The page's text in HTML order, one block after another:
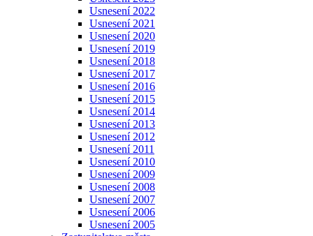
Usnesení 2022
Usnesení 2021
Usnesení 2020
Usnesení 2019
Usnesení 2018
Usnesení 2017
Usnesení 2016
Usnesení 2015
Usnesení 2014
Usnesení 2013
Usnesení 2012
Usnesení 2011
Usnesení 2010
Usnesení 2009
Usnesení 2008
Usnesení 2007
Usnesení 2006
Usnesení 2005